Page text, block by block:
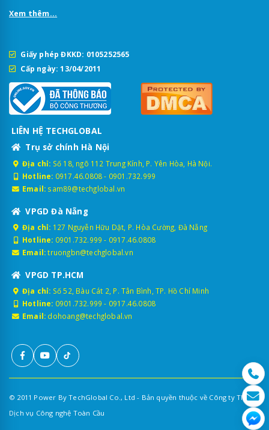
Xem thêm...
Giấy phép ĐKKD: 0105252565
Cấp ngày: 13/04/2011
LIÊN HỆ TECHGLOBAL
Trụ sở chính Hà Nội
Địa chỉ: Số 18, ngõ 112 Trung Kính, P. Yên Hòa, Hà Nội.
Hotline: 0917.46.0808- 0901.732.999
Email: sam89@techglobal.vn
VPGD Đà Nẵng
Địa chỉ: 127 Nguyễn Hữu Dật, P. Hòa Cường, Đà Nẵng
Hotline: 0901.732.999 - 0917.46.0808
Email: truongbn@techglobal.vn
VPGD TP.HCM
Địa chỉ: Số 52, Bàu Cát 2, P. Tân Bình, TP. Hồ Chí Minh
Hotline: 0901.732.999 - 0917.46.0808
Email: dohoang@techglobal.vn
© 2011 Power By TechGlobal Co., Ltd - Bản quyền thuộc về Công ty TNHH
Dịch vụ Công nghệ Toàn Cầu